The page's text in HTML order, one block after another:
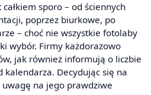
sporo – od ściennych
poprzez biurkowe, po
– choć nie wszystkie fotolaby
wybór. Firmy każdorazowo
jak również informują o liczbie
kalendarza. Decydując się na
na jego prawdziwe